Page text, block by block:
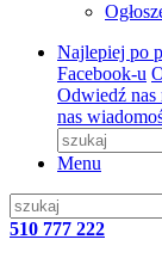
Najlepiej po
Facebook-u
Odwiedź
nas
Menu
510 777 222